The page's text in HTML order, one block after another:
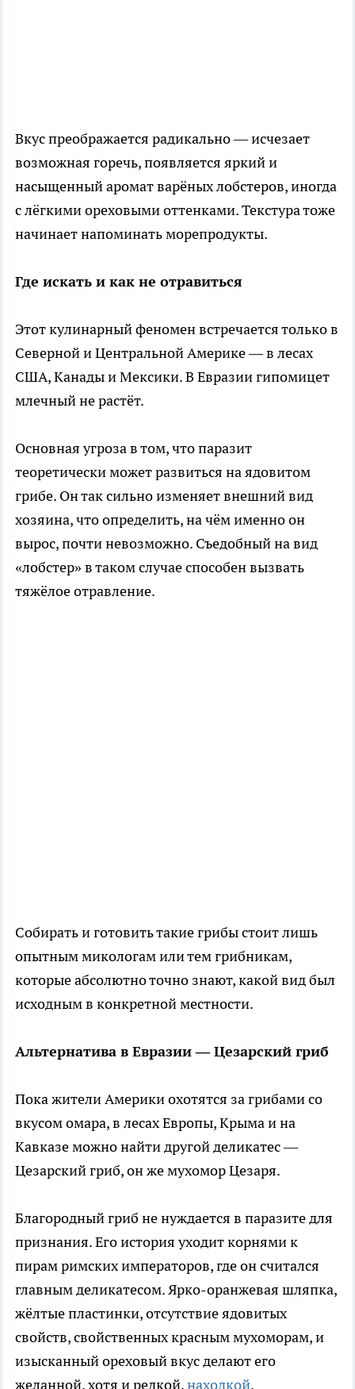
Вкус преображается радикально — исчезает
возможная горечь, появляется яркий и
насыщенный аромат варёных лобстеров, иногда
с лёгкими ореховыми оттенками. Текстура тоже
начинает напоминать морепродукты.
Где искать и как не отравиться
Этот кулинарный феномен встречается только в
Северной и Центральной Америке — в лесах
США, Канады и Мексики. В Евразии гипомицет
млечный не растёт.
Основная угроза в том, что паразит
теоретически может развиться на ядовитом
грибе. Он так сильно изменяет внешний вид
хозяина, что определить, на чём именно он
вырос, почти невозможно. Съедобный на вид
«лобстер» в таком случае способен вызвать
тяжёлое отравление.
Собирать и готовить такие грибы стоит лишь
опытным микологам или тем грибникам,
которые абсолютно точно знают, какой вид был
исходным в конкретной местности.
Альтернатива в Евразии — Цезарский гриб
Пока жители Америки охотятся за грибами со
вкусом омара, в лесах Европы, Крыма и на
Кавказе можно найти другой деликатес —
Цезарский гриб, он же мухомор Цезаря.
Благородный гриб не нуждается в паразите для
признания. Его история уходит корнями к
пирам римских императоров, где он считался
главным деликатесом. Ярко-оранжевая шляпка,
жёлтые пластинки, отсутствие ядовитых
свойств, свойственных красным мухоморам, и
изысканный ореховый вкус делают его
желанной, хотя и редкой,находкой.